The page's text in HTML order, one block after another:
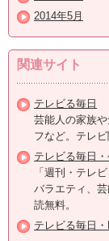
2014年5月
関連サイト
テレビる毎日
芸能人の家族
フなど。テレ
テレビる毎日
「週刊・テレ
バラエティ、
読無料。
テレビる毎日